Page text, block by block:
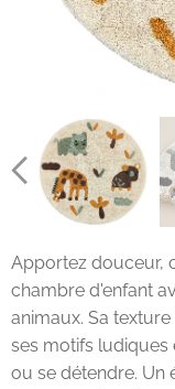
Apportez douceur,
chambre d'enfant
animaux. Sa
ses motifs ludiques
ou se détendre. Un